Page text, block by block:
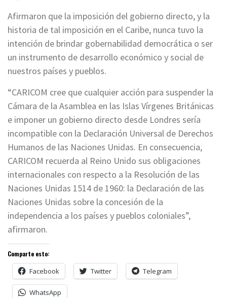
Afirmaron que la imposición del gobierno directo, y la
historia de tal imposición en el Caribe, nunca tuvo la
intención de brindar gobernabilidad democrática o ser
un instrumento de desarrollo económico y social de
nuestros países y pueblos.
“CARICOM cree que cualquier acción para suspender la
Cámara de la Asamblea en las Islas Vírgenes Británicas
e imponer un gobierno directo desde Londres sería
incompatible con la Declaración Universal de Derechos
Humanos de las Naciones Unidas. En consecuencia,
CARICOM recuerda al Reino Unido sus obligaciones
internacionales con respecto a la Resolución de las
Naciones Unidas 1514 de 1960: la Declaración de las
Naciones Unidas sobre la concesión de la
independencia a los países y pueblos coloniales”,
afirmaron.
Comparte esto:
Facebook Twitter Telegram
WhatsApp